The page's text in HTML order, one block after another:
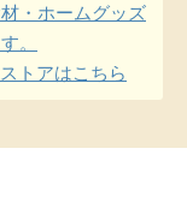
・ホームグッズ
。
トアはこちら